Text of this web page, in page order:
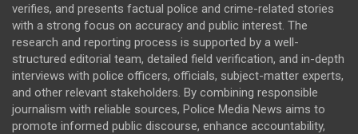
verifies, and presents factual police and crime-related stories
with a strong focus on accuracy and public interest. The
research and reporting process is supported by a well-
structured editorial team, detailed field verification, and in-depth
interviews with police officers, officials, subject-matter experts,
and other relevant stakeholders. By combining responsible
journalism with reliable sources, Police Media News aims to
promote informed public discourse, enhance accountability,